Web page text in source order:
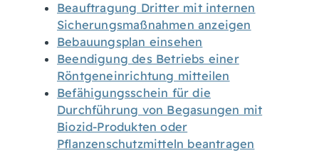
Beauftragung Dritter mit internen
Sicherungsmaßnahmen anzeigen
Bebauungsplan einsehen
Beendigung des Betriebs einer
Röntgeneinrichtung mitteilen
Befähigungsschein für die
Durchführung von Begasungen mit
Biozid-Produkten oder
Pflanzenschutzmitteln beantragen